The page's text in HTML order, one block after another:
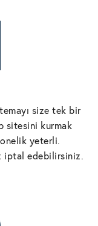
size tek bir
sitesini kurmak
yeterli.
iptal edebilirsiniz.